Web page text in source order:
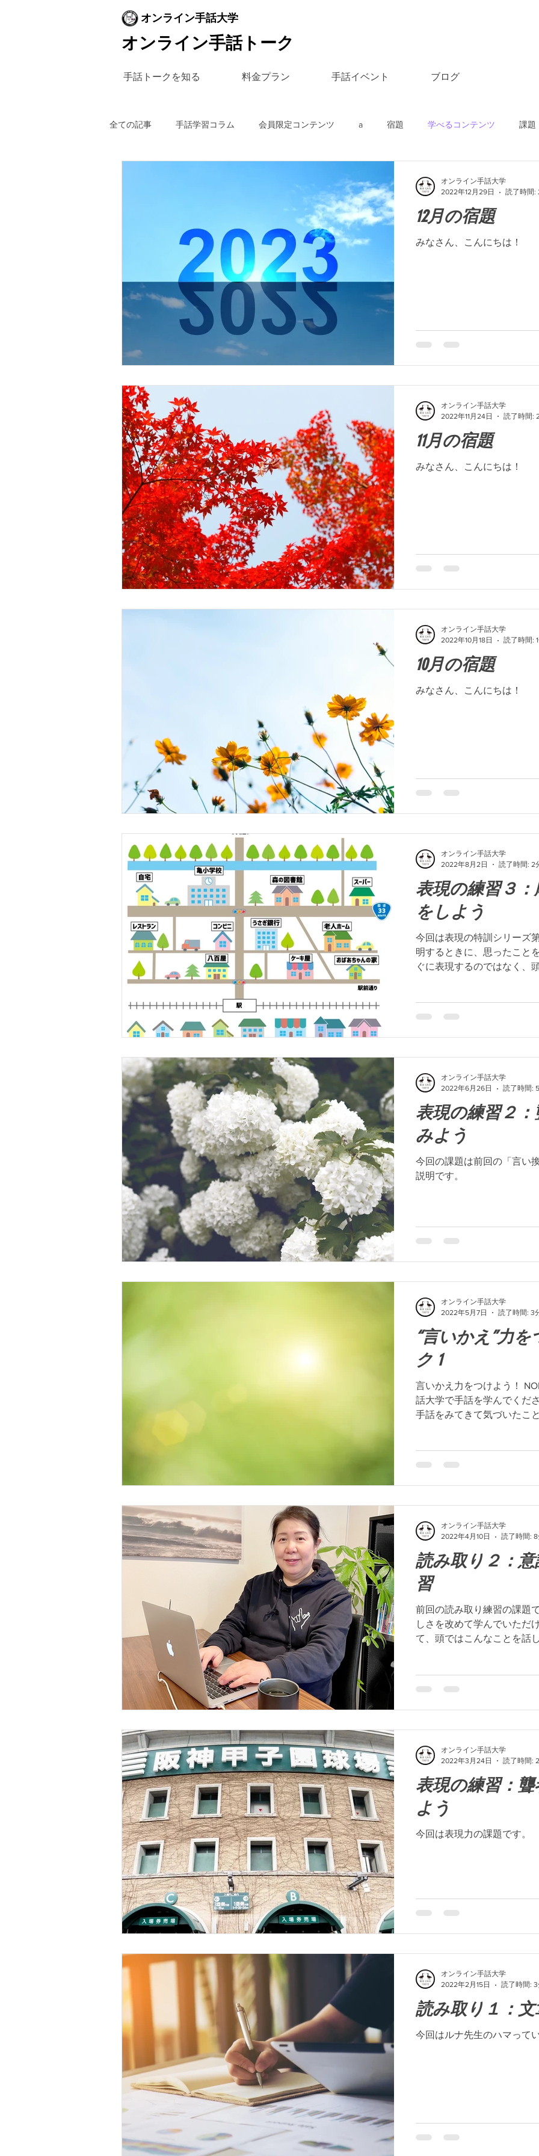
オンライン手話大学
オンライン手話トーク
手話トークを知る 料金プラン 手話イベント ブログ
全ての記事 手話学習コラム 会員限定コンテンツ a 宿題 学べるコンテンツ 課題
12月の宿題
みなさん、こんにちは！
オンライン手話大学
2022年12月29日
読了時間:
11月の宿題
みなさん、こんにちは！
オンライン手話大学
2022年11月24日
読了時間:
10月の宿題
みなさん、こんにちは！
オンライン手話大学
2022年10月18日
読了時間:
表現の練習３
をしよう
今回は表現の特訓シリーズ
明するときに、思ったこと
ぐに表現するのではなく、
オンライン手話大学
2022年8月2日
読了時間: 2
表現の練習２
みよう
今回の課題は前回の「言い
説明です。
オンライン手話大学
2022年6月26日
読了時間:
“言いかえ”力
ク 1
言いかえ力をつけよう！
話大学で手話を学んでくだ
手話をみてきて気づいたこ
オンライン手話大学
2022年5月7日
読了時間: 3
読み取り２：
習
前回の読み取り練習の課題
しさを改めて学んでいただ
て、頭ではこんなことを話
オンライン手話大学
2022年4月10日
読了時間:
表現の練習：
よう
今回は表現力の課題です。
オンライン手話大学
2022年3月24日
読了時間:
読み取り１：
今回はルナ先生のハマって
オンライン手話大学
2022年2月15日
読了時間: